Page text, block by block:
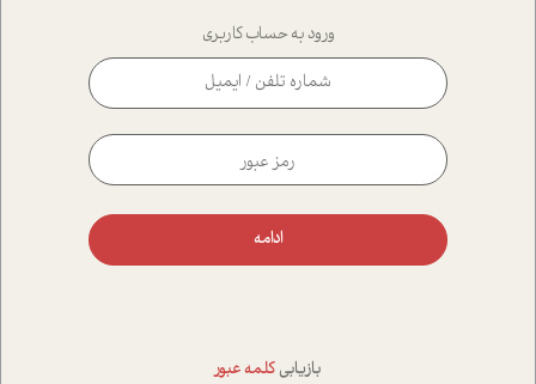
ورود به حساب کاربری
ادامه
بازیابی کلمه عبور